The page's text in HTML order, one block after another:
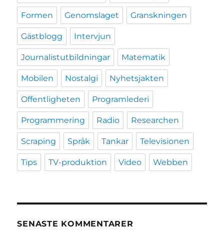
Formen Genomslaget Granskningen
Gästblogg Intervjun
Journalistutbildningar Matematik
Mobilen Nostalgi Nyhetsjakten
Offentligheten Programlederi
Programmering Radio Researchen
Scraping Språk Tankar Televisionen
Tips TV-produktion Video Webben
SENASTE KOMMENTARER